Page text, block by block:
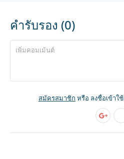
คำรับรอง (0)
สมัครสมาชิก หรือ ลงชื่อเข้าใ